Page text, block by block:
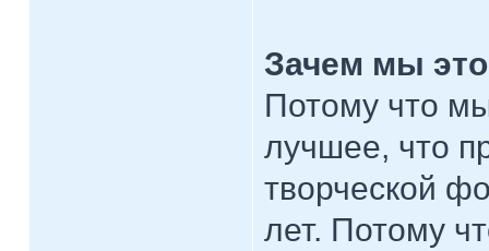
Зачем мы
Потому что
лучшее, что
творческой
лет. Потому